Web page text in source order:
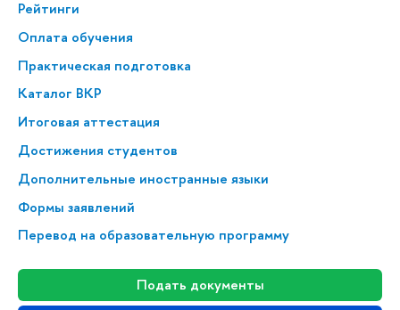
Рейтинги
Оплата обучения
Практическая подготовка
Каталог ВКР
Итоговая аттестация
Достижения студентов
Дополнительные иностранные языки
Формы заявлений
Перевод на образовательную программу
Подать документы